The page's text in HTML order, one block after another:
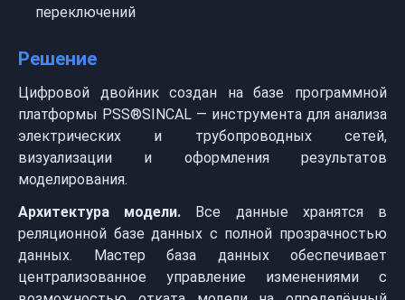
переключений
Решение
Цифровой двойник создан на базе программной
платформы PSS®SINCAL — инструмента для анализа
электрических и трубопроводных сетей,
визуализации и оформления результатов
моделирования.
Архитектура модели. Все данные хранятся в
реляционной базе данных с полной прозрачностью
данных. Мастер база данных обеспечивает
централизованное управление изменениями с